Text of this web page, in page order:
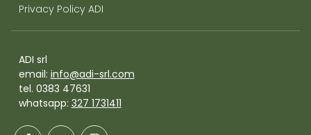
Privacy Policy ADI
ADI srl
email: info@adi-srl.com
tel. 0383 47631
whatsapp: 327 1731411